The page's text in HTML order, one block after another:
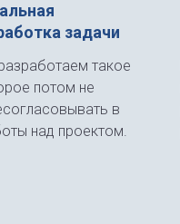
задачи
такое
потом не
в
над проектом.